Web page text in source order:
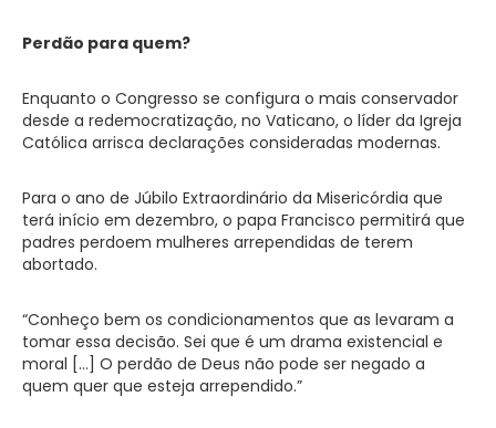
Perdão para quem?
Enquanto o Congresso se configura o mais conservador
desde a redemocratização, no Vaticano, o líder da Igreja
Católica arrisca declarações consideradas modernas.
Para o ano de Júbilo Extraordinário da Misericórdia que
terá início em dezembro, o papa Francisco permitirá que
padres perdoem mulheres arrependidas de terem
abortado.
“Conheço bem os condicionamentos que as levaram a
tomar essa decisão. Sei que é um drama existencial e
moral […] O perdão de Deus não pode ser negado a
quem quer que esteja arrependido.”